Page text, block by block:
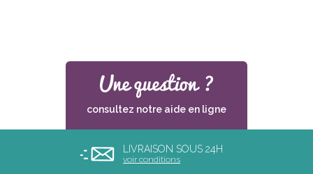
LIVRAISON SOUS 24H
voir conditions
consultez notre aide en ligne